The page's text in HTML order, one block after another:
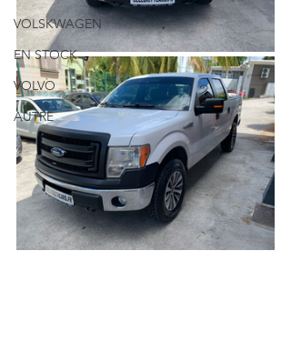
VOLSKWAGEN
EN STOCK
VOLVO
AUTRE